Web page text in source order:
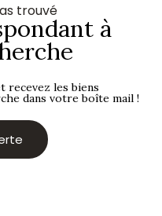
trouvé
à
recevez les biens
dans votre boîte mail !